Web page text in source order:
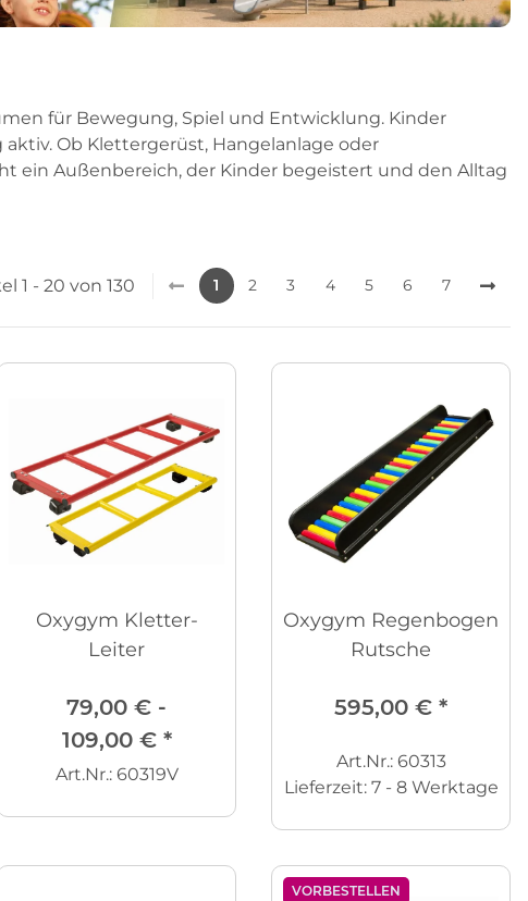
für Bewegung, Spiel und Entwicklung. Kinder
Ob Klettergerüst, Hangelanlage oder
ein Außenbereich, der Kinder begeistert und den Alltag
1 - 20 von 130 1 2 3 4 5 6 7
Oxygym Kletter-
Leiter
79,00 € -
109,00 € *
Art.Nr.: 60319V
Oxygym Regenbogen
Rutsche
595,00 € *
Art.Nr.: 60313
Lieferzeit: 7 - 8 Werktage
VORBESTELLEN